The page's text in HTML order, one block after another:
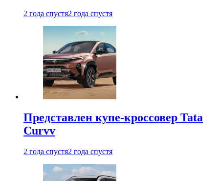
2 года спустя2 года спустя
Представлен купе-кроссовер Tata
Curvv
2 года спустя2 года спустя